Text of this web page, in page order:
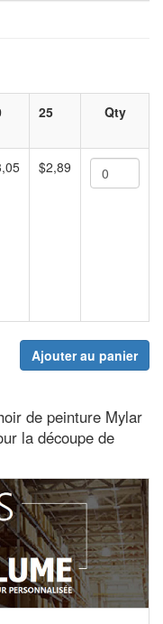
25 Qty
$2,89
Ajouter au panier
de peinture Mylar
la découpe de